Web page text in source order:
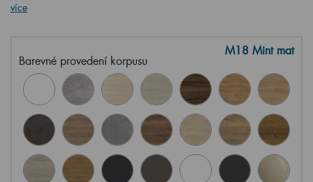
více
Barevné provedení korpusu
M18 Mint mat